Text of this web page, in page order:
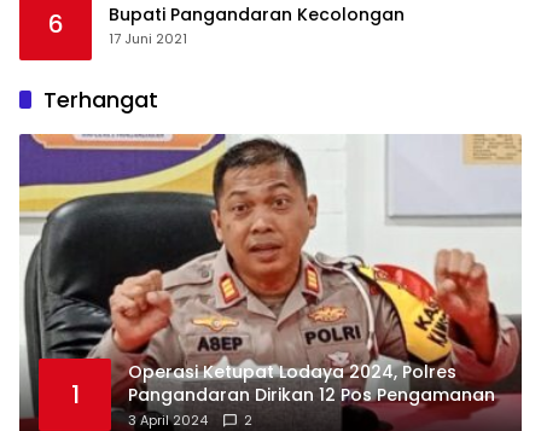
6 Bupati Pangandaran Kecolongan
17 Juni 2021
Terhangat
1
Operasi Ketupat Lodaya 2024, Polres
Pangandaran Dirikan 12 Pos Pengamanan
3 April 2024 2